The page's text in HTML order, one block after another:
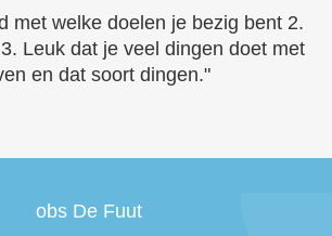
met welke doelen je bezig bent 2.
Leuk dat je veel dingen doet met
en dat soort dingen."
obs De Fuut